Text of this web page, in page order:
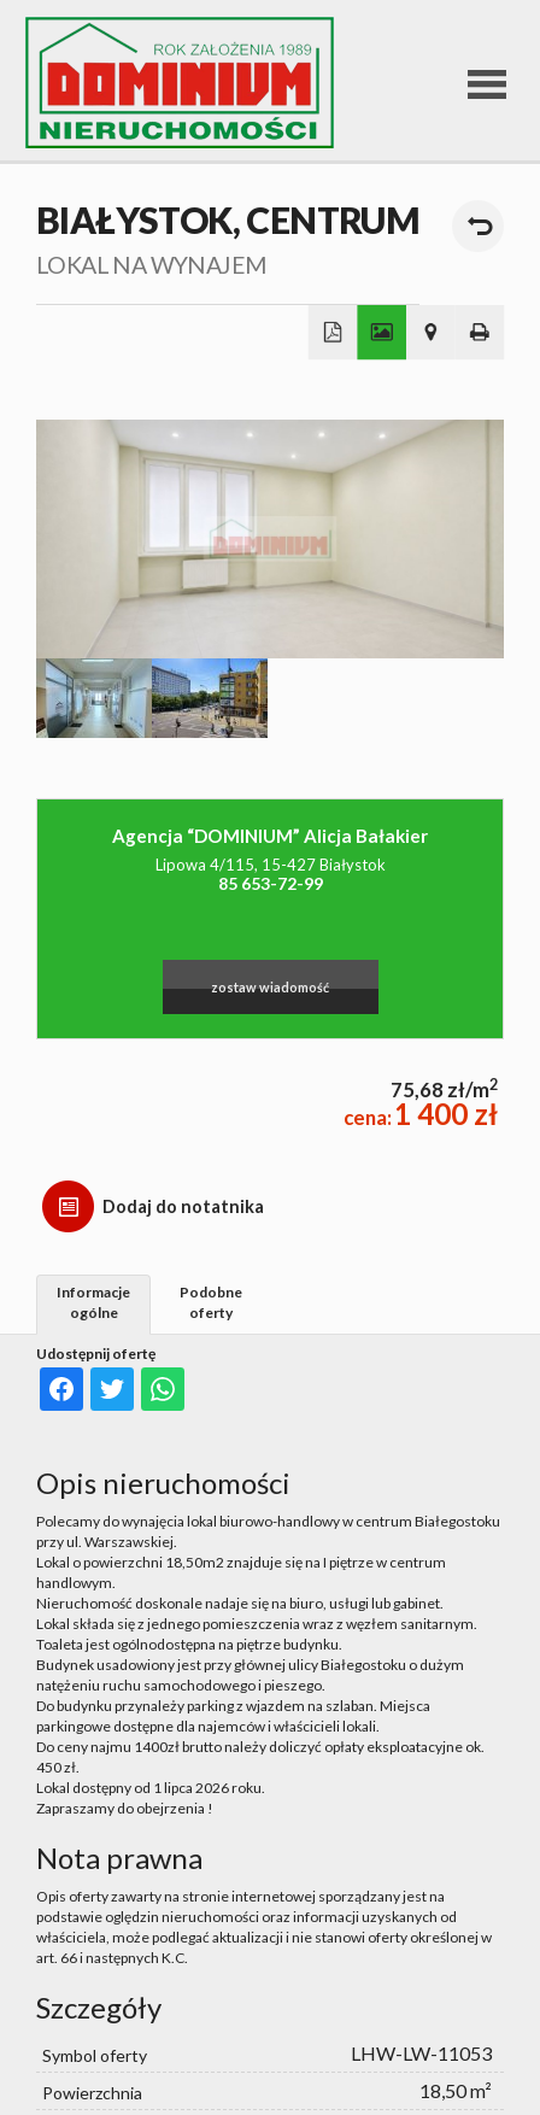
STRONA
OFERTA
BIAŁYSTOK,CENTRUM
LOKAL NA WYNAJEM
−
Leaflet ©
Agencja “DOMINIUM” Alicja Bałakier
Lipowa 4/115, 15-427 Białystok
85 653-72-99
zostaw wiadomość
75,68 zł/m2
cena:1 400 zł
Dodaj do notatnika
Udostępnij ofertę
Informacje
ogólne
Podobne
oferty
Opis nieruchomości
Polecamy do wynajęcia lokal biurowo-handlowy w centrum Białegostoku
przy ul. Warszawskiej.
Lokal o powierzchni 18,50m2 znajduje się na I piętrze w centrum
handlowym.
Nieruchomość doskonale nadaje się na biuro, usługi lub gabinet.
Lokal składa się z jednego pomieszczenia wraz z węzłem sanitarnym.
Toaleta jest ogólnodostępna na piętrze budynku.
Budynek usadowiony jest przy głównej ulicy Białegostoku o dużym
natężeniu ruchu samochodowego i pieszego.
Do budynku przynależy parking z wjazdem na szlaban. Miejsca
parkingowe dostępne dla najemców i właścicieli lokali.
Do ceny najmu 1400zł brutto należy doliczyć opłaty eksploatacyjne ok.
450 zł.
Lokal dostępny od 1 lipca 2026 roku.
Zapraszamy do obejrzenia !
Nota prawna
Opis oferty zawarty na stronie internetowej sporządzany jest na
podstawie oględzin nieruchomości oraz informacji uzyskanych od
właściciela, może podlegać aktualizacji i nie stanowi oferty określonej w
art. 66 i następnych K.C.
Szczegóły
Symbol oferty LHW-LW-11053
Powierzchnia 18,50 m²